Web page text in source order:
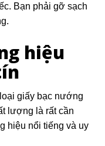
Bạn phải gỡ sạch
hiệu
giấy bạc nướng
lượng là rất cần
hiệu nổi tiếng và uy